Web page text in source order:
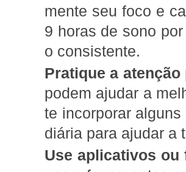
mente seu foco e
9 horas de sono
o consistente.
Pratique a
podem ajudar a
te incorporar
diária para ajudar a
Use aplicativos ou